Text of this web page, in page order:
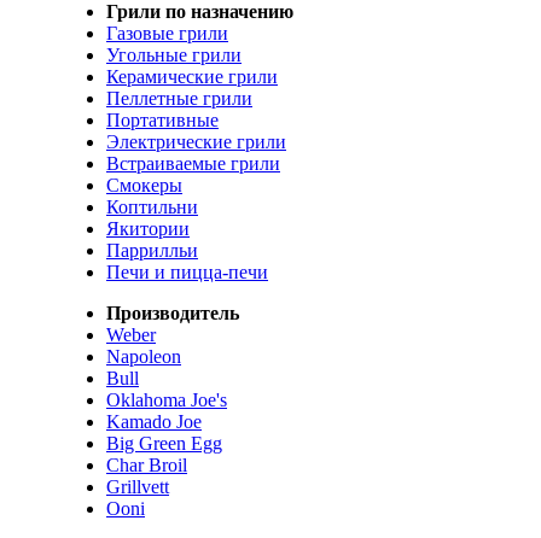
Грили по назначению
Газовые грили
Угольные грили
Керамические грили
Пеллетные грили
Портативные
Электрические грили
Встраиваемые грили
Смокеры
Коптильни
Якитории
Паррилльи
Печи и пицца-печи
Производитель
Weber
Napoleon
Bull
Oklahoma Joe's
Kamado Joe
Big Green Egg
Char Broil
Grillvett
Ooni